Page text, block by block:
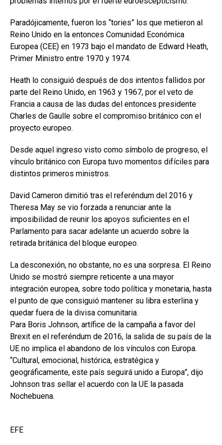
Paradójicamente, fueron los “tories” los que metieron al
Reino Unido en la entonces Comunidad Económica
Europea (CEE) en 1973 bajo el mandato de Edward Heath,
Primer Ministro entre 1970 y 1974.
Heath lo consiguió después de dos intentos fallidos por
parte del Reino Unido, en 1963 y 1967, por el veto de
Francia a causa de las dudas del entonces presidente
Charles de Gaulle sobre el compromiso británico con el
proyecto europeo.
Desde aquel ingreso visto como símbolo de progreso, el
vínculo británico con Europa tuvo momentos difíciles para
distintos primeros ministros.
David Cameron dimitió tras el referéndum del 2016 y
Theresa May se vio forzada a renunciar ante la
imposibilidad de reunir los apoyos suficientes en el
Parlamento para sacar adelante un acuerdo sobre la
retirada británica del bloque europeo.
La desconexión, no obstante, no es una sorpresa. El Reino
Unido se mostró siempre reticente a una mayor
integración europea, sobre todo política y monetaria, hasta
el punto de que consiguió mantener su libra esterlina y
quedar fuera de la divisa comunitaria.
Para Boris Johnson, artífice de la campaña a favor del
Brexit en el referéndum de 2016, la salida de su país de la
UE no implica el abandono de los vínculos con Europa.
“Cultural, emocional, histórica, estratégica y
geográficamente, este país seguirá unido a Europa”, dijo
Johnson tras sellar el acuerdo con la UE la pasada
Nochebuena.
EFE